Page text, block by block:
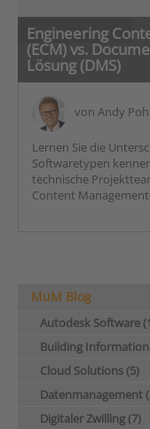
Engineering
(ECM) vs.
Lösung (DMS)
von Andy Pohl
Lernen Sie die
Softwaretypen
technische
Content
MuM Blog
Autodesk Software
Building
Cloud Solutions (5)
Datenmanagement
Digitaler Zwilling (7)